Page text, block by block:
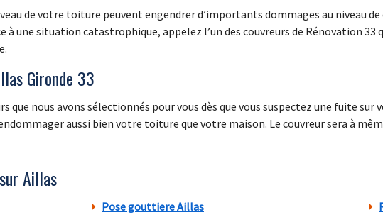
de votre toiture peuvent engendrer d’importants dommages au niveau
à une situation catastrophique, appelez l’un des couvreurs de Rénovation 33
Gironde 33
que nous avons sélectionnés pour vous dès que vous suspectez une fuite
aussi bien votre toiture que votre maison. Le couvreur sera à
Aillas
Pose gouttiere Aillas